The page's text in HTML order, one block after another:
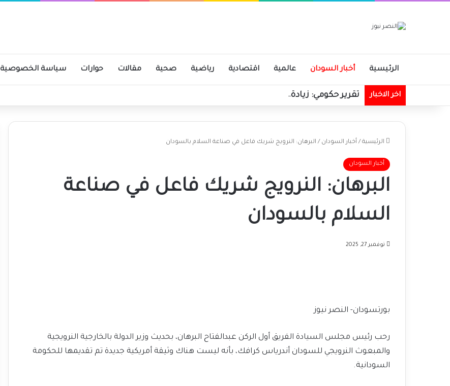
الرئيسية أخبار السودان عالمية اقتصادية رياضية صحية مقالات حوارات سياسة الخصوصية
اخر الاخبار تقرير حكومي: زيادة في الإيرادات الحكومية
الرئيسية / أخبار السودان / البرهان: النرويج شريك فاعل في صناعة السلام بالسودان
أخبار السودان
البرهان: النرويج شريك فاعل في صناعة
السلام بالسودان
نوفمبر 27, 2025
بورتسودان- النصر نيوز
رحب رئيس مجلس السيادة الفريق أول الركن عبدالفتاح البرهان، بحديث وزير الدولة بالخارجية النرويجية
والمبعوث النرويجي للسودان أندرياس كرافك، بأنه ليست هناك وثيقة أمريكية جديدة تم تقديمها للحكومة
السودانية.